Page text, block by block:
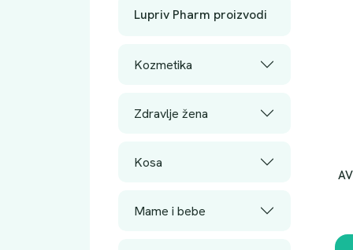
Lupriv Pharm proizvodi
Kozmetika
Zdravlje žena
Kosa
Mame i bebe